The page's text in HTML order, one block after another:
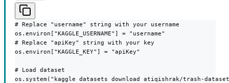
# Replace "username" string with your username
os.environ["KAGGLE_USERNAME"] = "username"
# Replace "apiKey" string with your key
os.environ["KAGGLE_KEY"] = "apiKey"
# Load dataset
os.system("kaggle datasets download atiqishrak/trash-